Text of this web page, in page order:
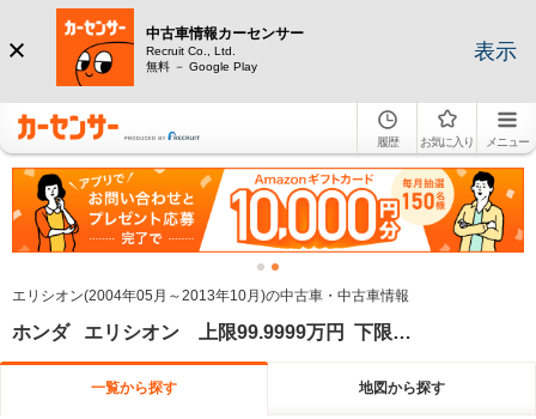
中古車情報カーセンサー
Recruit Co., Ltd.
無料 － Google Play
表示
履歴 お気に入り メニュー
エリシオン(2004年05月～2013年10月)の中古車・中古車情報
ホンダ エリシオン 上限99.9999万円 下限90万円 上限2012年
一覧から探す 地図から探す